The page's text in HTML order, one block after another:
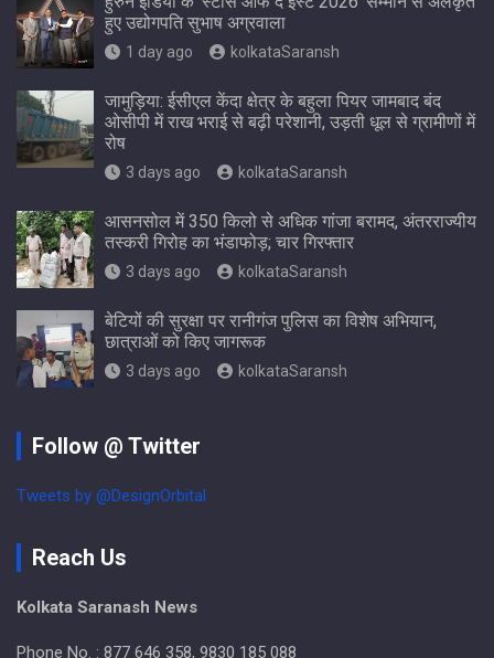
हुए उद्योगपति सुभाष अग्रवाला
1 day ago kolkataSaransh
जामुड़िया: ईसीएल केंदा क्षेत्र के बहुला पियर जामबाद बंद
ओसीपी में राख भराई से बढ़ी परेशानी, उड़ती धूल से ग्रामीणों में
रोष
3 days ago kolkataSaransh
आसनसोल में 350 किलो से अधिक गांजा बरामद, अंतरराज्यीय
तस्करी गिरोह का भंडाफोड़; चार गिरफ्तार
3 days ago kolkataSaransh
बेटियों की सुरक्षा पर रानीगंज पुलिस का विशेष अभियान,
छात्राओं को किए जागरूक
3 days ago kolkataSaransh
Follow @ Twitter
Tweets by @DesignOrbital
Reach Us
Kolkata Saranash News
Phone No. : 877 646 358, 9830 185 088